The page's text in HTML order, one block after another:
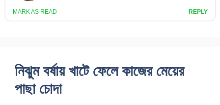
Khini
নিঝুম বর্ষায় খাটে ফেলে কাজের মেয়ের
পাছা চোদা